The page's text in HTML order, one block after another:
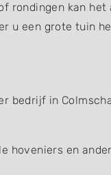
rondingen kan
u een grote tuin
bedrijf in
hoveniers en